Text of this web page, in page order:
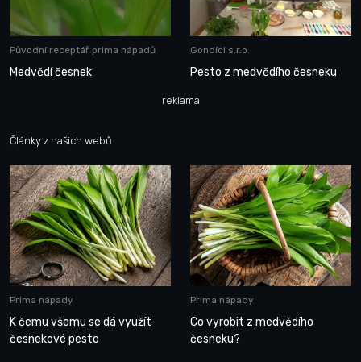
Původní receptář prima nápadů
Medvědí česnek
Gondíci s.r.o.
Pesto z medvědího česneku
reklama
Články z našich webů
Prima nápady
K čemu všemu se dá využít
česnekové pesto
Prima nápady
Co vyrobit z medvědího
česneku?